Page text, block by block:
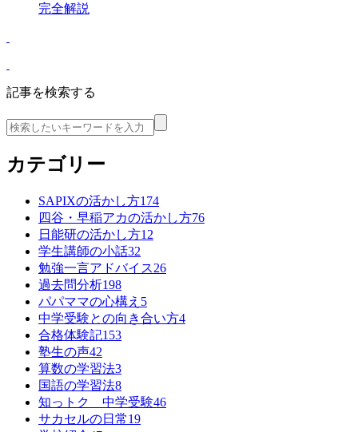
完全解説
記事を検索する
カテゴリー
SAPIXの活かし方174
四谷・早稲アカの活かし方76
日能研の活かし方12
学生講師の小話32
勉強一言アドバイス26
過去問分析198
パパママの心構え 5
中学受験との向き合い方4
合格体験記153
塾生の声42
算数の学習法3
国語の学習法8
知っトク 中学受験46
サカセルの日常19